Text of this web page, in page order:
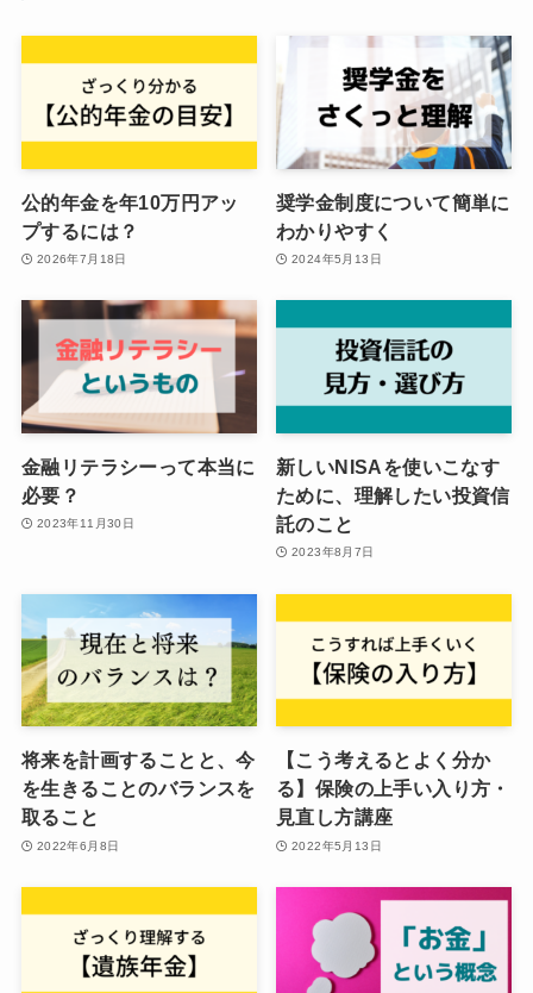
公的年金を年10万円アッ
プするには？
2026年7月18日
奨学金制度について簡単に
わかりやすく
2024年5月13日
金融リテラシーって本当に
必要？
2023年11月30日
新しいNISAを使いこなす
ために、理解したい投資信
託のこと
2023年8月7日
将来を計画することと、今
を生きることのバランスを
取ること
2022年6月8日
【こう考えるとよく分か
る】保険の上手い入り方・
見直し方講座
2022年5月13日